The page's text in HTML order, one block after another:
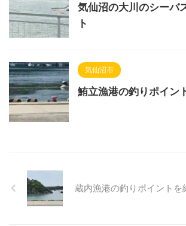
気仙沼の大川のシーバ
ト
気仙沼市
鮪立漁港の釣りポイン
蔵内漁港の釣りポイントを